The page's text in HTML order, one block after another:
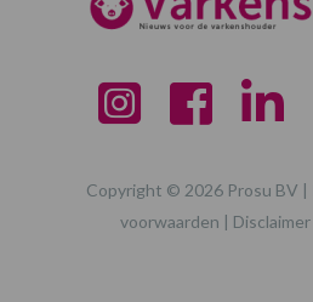
Copyright © 2026 Prosu BV |
voorwaarden | Disclaimer